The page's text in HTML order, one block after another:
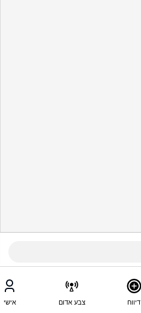
דיווח צבע אדום אישי